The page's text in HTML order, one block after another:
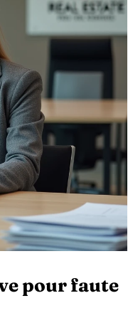
pour faute